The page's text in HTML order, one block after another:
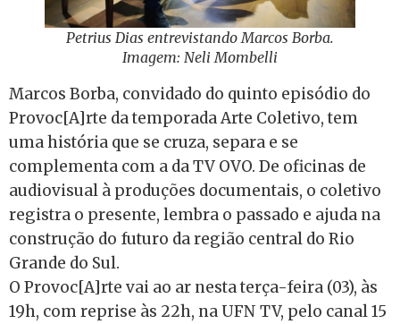
Petrius Dias entrevistando Marcos Borba.
Imagem: Neli Mombelli
Marcos Borba, convidado do quinto episódio do
Provoc[A]rte da temporada Arte Coletivo, tem
uma história que se cruza, separa e se
complementa com a da TV OVO. De oficinas de
audiovisual à produções documentais, o coletivo
registra o presente, lembra o passado e ajuda na
construção do futuro da região central do Rio
Grande do Sul.
O Provoc[A]rte vai ao ar nesta terça-feira (03), às
19h, com reprise às 22h, na UFN TV, pelo canal 15